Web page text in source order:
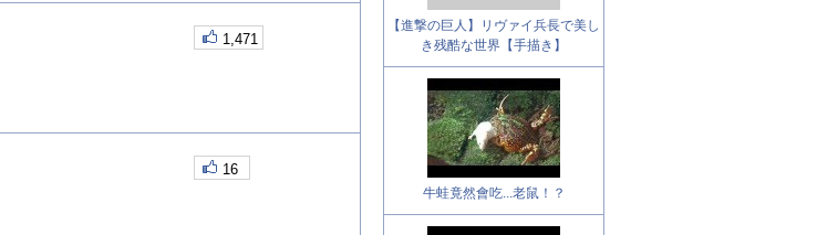
1,471
16
【進撃の巨人】リヴァイ兵長で美し
き残酷な世界【手描き】
牛蛙竟然會吃...老鼠！？